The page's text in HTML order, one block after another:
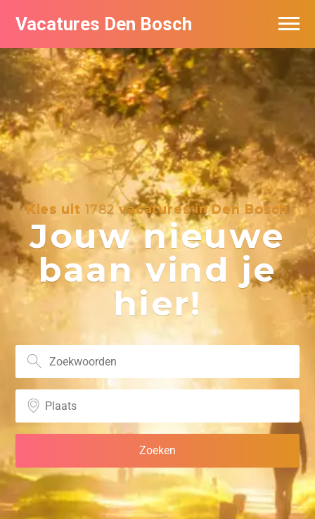
Vacatures Den Bosch
Kies uit 1782vacatures in Den Bosch
Jouw nieuwe
baan vind je
hier!
Vacatures per bedrijf in Den Bosch
De populairste vacatures in Den Bosch